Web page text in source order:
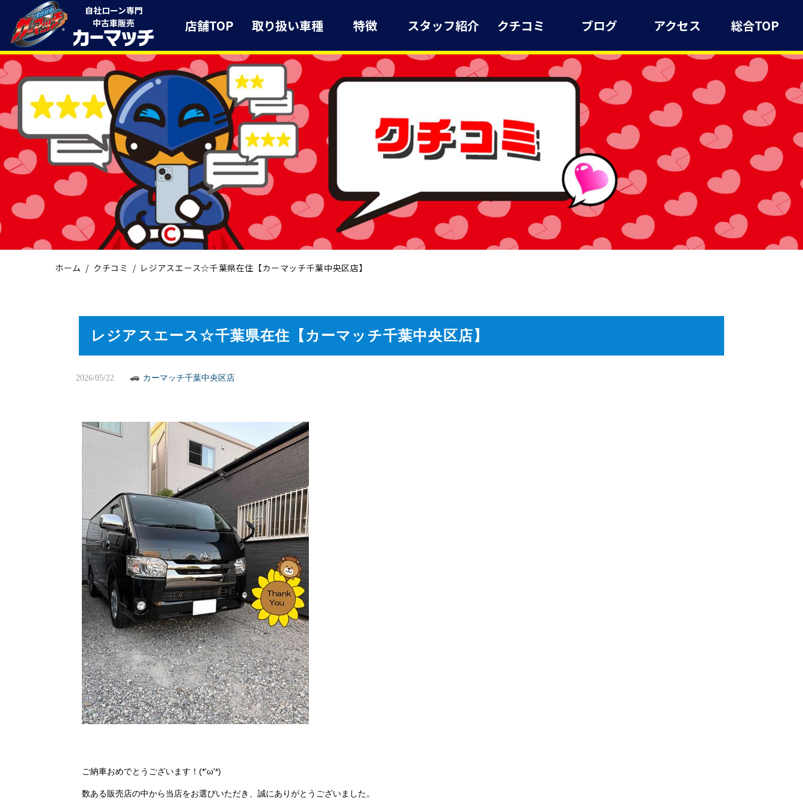
自社ローン専門
中古車販売
店舗TOP 取り扱い車種 特徴 スタッフ紹介 クチコミ ブログ アクセス 総合TOP
ホーム クチコミ レジアスエース☆千葉県在住【カーマッチ千葉中央区店】
レジアスエース☆千葉県在住【カーマッチ千葉中央区店】
2026/05/22 カーマッチ千葉中央区店
ご納車おめでとうございます！(*'ω'*)
数ある販売店の中から当店をお選びいただき、誠にありがとうございました。